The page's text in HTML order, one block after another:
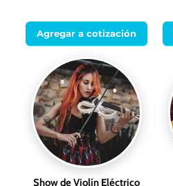
Agregar a cotización
Show de Violín Eléctrico